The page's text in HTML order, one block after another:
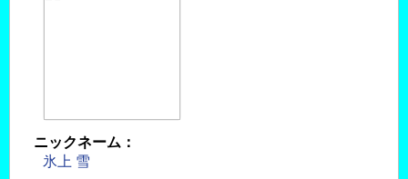
ニックネーム：
氷上 雪